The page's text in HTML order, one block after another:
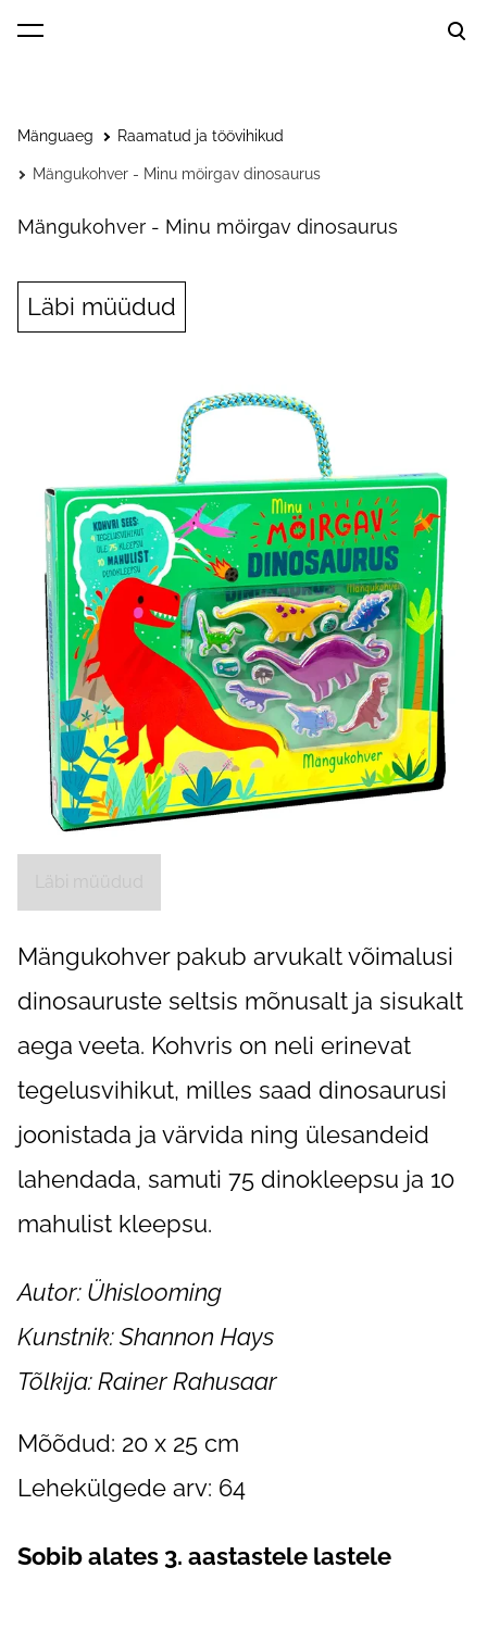
lisati ostukorvi.
Mänguaeg Raamatud ja töövihikud
Mängukohver - Minu möirgav dinosaurus
Mängukohver - Minu möirgav dinosaurus
Läbi müüdud
Mängukohver pakub arvukalt võimalusi
dinosauruste seltsis mõnusalt ja sisukalt
aega veeta. Kohvris on neli erinevat
tegelusvihikut, milles saad dinosaurusi
joonistada ja värvida ning ülesandeid
lahendada, samuti 75 dinokleepsu ja 10
mahulist kleepsu.
Autor: Ühislooming
Kunstnik: Shannon Hays
Tõlkija: Rainer Rahusaar
Mõõdud: 20 x 25 cm
Lehekülgede arv: 64
Sobib alates 3. aastastele lastele